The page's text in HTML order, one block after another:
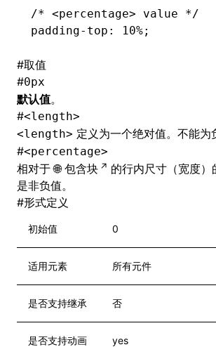
/* <percentage> value */
padding-top : 10%;
#取值
#0px
默认值。
#<length>
<length> 定义为一个绝对值。不能为
#<percentage>
相对于 包含块
的行内尺寸（宽度）
是非负值。
#形式定义
初始值 0
适用元素 所有元件
是否支持继承 否
是否支持动画 yes